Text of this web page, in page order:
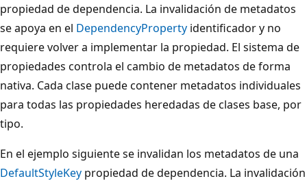
propiedad de dependencia. La invalidación de metadatos
se apoya en el DependencyProperty identificador y no
requiere volver a implementar la propiedad. El sistema de
propiedades controla el cambio de metadatos de forma
nativa. Cada clase puede contener metadatos individuales
para todas las propiedades heredadas de clases base, por
tipo.
En el ejemplo siguiente se invalidan los metadatos de una
DefaultStyleKey propiedad de dependencia. La invalidación